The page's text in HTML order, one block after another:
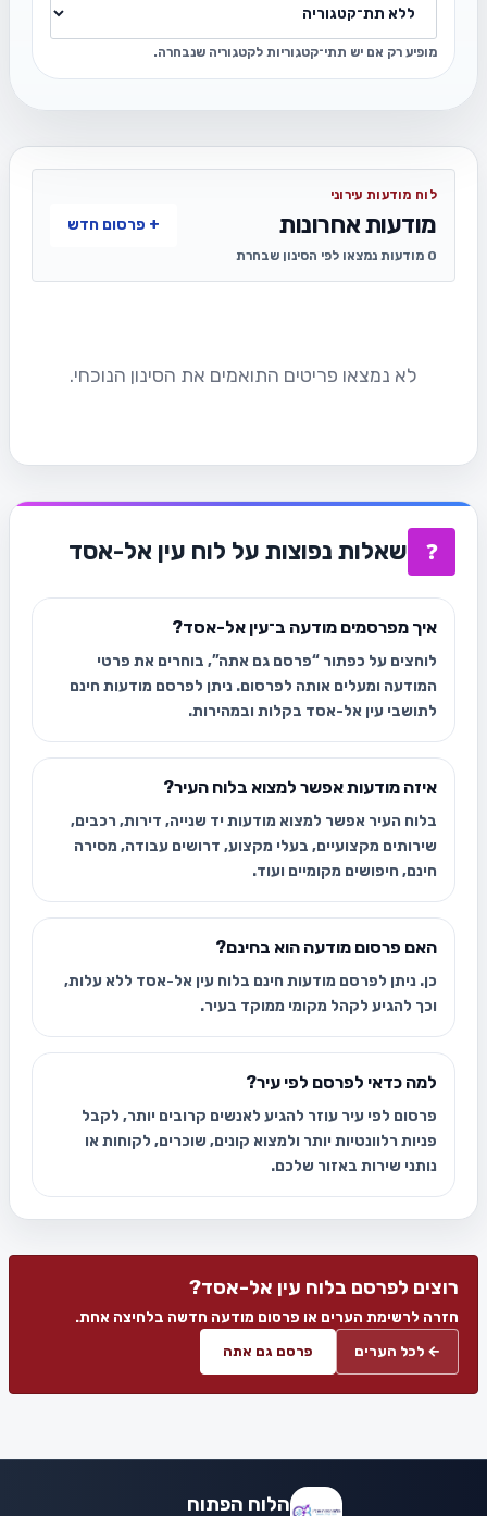
מופיע רק אם יש תתי־קטגוריות לקטגוריה שנבחרה.
לוח מודעות עירוני
מודעות אחרונות
0 מודעות נמצאו לפי הסינון שבחרת
+ פרסום חדש
לא נמצאו פריטים התואמים את הסינון הנוכחי.
❓ שאלות נפוצות על לוח עין אל-אסד
איך מפרסמים מודעה ב־עין אל-אסד?
לוחצים על כפתור “פרסם גם אתה”, בוחרים את פרטי
המודעה ומעלים אותה לפרסום. ניתן לפרסם מודעות חינם
לתושבי עין אל-אסד בקלות ובמהירות.
איזה מודעות אפשר למצוא בלוח העיר?
בלוח העיר אפשר למצוא מודעות יד שנייה, דירות, רכבים,
שירותים מקצועיים, בעלי מקצוע, דרושים עבודה, מסירה
חינם, חיפושים מקומיים ועוד.
האם פרסום מודעה הוא בחינם?
כן. ניתן לפרסם מודעות חינם בלוח עין אל-אסד ללא עלות,
וכך להגיע לקהל מקומי ממוקד בעיר.
למה כדאי לפרסם לפי עיר?
פרסום לפי עיר עוזר להגיע לאנשים קרובים יותר, לקבל
פניות רלוונטיות יותר ולמצוא קונים, שוכרים, לקוחות או
נותני שירות באזור שלכם.
רוצים לפרסם בלוח עין אל-אסד?
חזרה לרשימת הערים או פרסום מודעה חדשה בלחיצה אחת.
← לכל הערים פרסם גם אתה
הלוח הפתוח